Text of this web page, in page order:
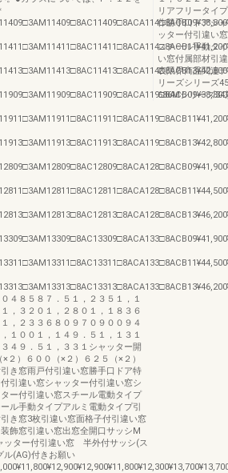
４８５８７．５１，２３５１，１
，３２０１，２８０１，１８３６
，２３３６８０９７０９００９４
１００１，１４９．５１，１３１
４９．５１，３３１シャッター開
２）６００（×２）６２５（×２）
き窓雨戸付引違い窓勝手口ドア特
引違い窓シャッター付引違い窓シ
ー付引違い窓スチール電動タイプ
ル手動タイプアルミ電動タイプ引
き窓3枚引違い窓面格子付引違い窓
飾窓引違い窓出窓全開口サッシM
ッター付引違い窓 半外付サッシ(ス
(AG)付きお願い
リアフリータイ
作勝手口ドアシ
ッター付引違い
スチール手動タ
い窓付属部材引
表限界商品関連
リーズシリーズ
686Mシリーズ34